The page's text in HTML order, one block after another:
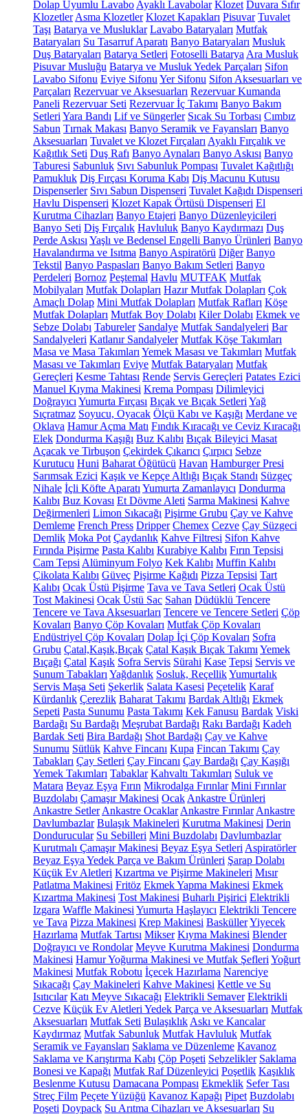
Dolap Uyumlu Lavabo Ayaklı Lavabolar Klozet Duvara Sıfır
Klozetler Asma Klozetler Klozet Kapakları Pisuvar Tuvalet
Taşı Batarya ve Musluklar Lavabo Bataryaları Mutfak
Bataryaları Su Tasarruf Aparatı Banyo Bataryaları Musluk
Duş Bataryaları Batarya Setleri Fotoselli Batarya Ara Musluk
Pisuvar Musluğu Batarya ve Musluk Yedek Parçaları Sifon
Lavabo Sifonu Eviye Sifonu Yer Sifonu Sifon Aksesuarları ve
Parçaları Rezervuar ve Aksesuarları Rezervuar Kumanda
Paneli Rezervuar Seti Rezervuar İç Takımı Banyo Bakım
Setleri Yara Bandı Lif ve Süngerler Sıcak Su Torbası Cımbız
Sabun Tırnak Makası Banyo Seramik ve Fayansları Banyo
Aksesuarları Tuvalet ve Klozet Fırçaları Ayaklı Fırçalık ve
Kağıtlık Seti Duş Rafı Banyo Aynaları Banyo Askısı Banyo
Taburesi Sabunluk Sıvı Sabunluk Pompası Tuvalet Kağıtlığı
Pamukluk Diş Fırçası Koruma Kabı Diş Macunu Kutusu
Dispenserler Sıvı Sabun Dispenseri Tuvalet Kağıdı Dispenseri
Havlu Dispenseri Klozet Kapak Örtüsü Dispenseri El
Kurutma Cihazları Banyo Etajeri Banyo Düzenleyicileri
Banyo Seti Diş Fırçalık Havluluk Banyo Kaydırmazı Duş
Perde Askısı Yaşlı ve Bedensel Engelli Banyo Ürünleri Banyo
Havalandırma ve Isıtma Banyo Aspiratörü Diğer Banyo
Tekstil Banyo Paspasları Banyo Bakım Setleri Banyo
Perdeleri Bornoz Peştemal Havlu MUTFAK Mutfak
Mobilyaları Mutfak Dolapları Hazır Mutfak Dolapları Çok
Amaçlı Dolap Mini Mutfak Dolapları Mutfak Rafları Köşe
Mutfak Dolapları Mutfak Boy Dolabı Kiler Dolabı Ekmek ve
Sebze Dolabı Tabureler Sandalye Mutfak Sandalyeleri Bar
Sandalyeleri Katlanır Sandalyeler Mutfak Köşe Takımları
Masa ve Masa Takımları Yemek Masası ve Takımları Mutfak
Masası ve Takımları Eviye Mutfak Bataryaları Mutfak
Gereçleri Kesme Tahtası Rende Servis Gereçleri Patates Ezici
Manuel Kıyma Makinesi Krema Pompası Dilimleyici
Doğrayıcı Yumurta Fırçası Bıçak ve Bıçak Setleri Yağ
Sıçratmaz Soyucu, Oyacak Ölçü Kabı ve Kaşığı Merdane ve
Oklava Hamur Açma Matı Fındık Kıracağı ve Ceviz Kıracağı
Elek Dondurma Kaşığı Buz Kalıbı Bıçak Bileyici Masat
Açacak ve Tirbuşon Çekirdek Çıkarıcı Çırpıcı Sebze
Kurutucu Huni Baharat Öğütücü Havan Hamburger Presi
Sarımsak Ezici Kaşık ve Kepçe Altlığı Bıçak Standı Süzgeç
Nihale İçli Köfte Aparatı Yumurta Zamanlayıcı Dondurma
Kalıbı Buz Kovası Et Dövme Aleti Sarma Makinesi Kahve
Değirmenleri Limon Sıkacağı Pişirme Grubu Çay ve Kahve
Demleme French Press Dripper Chemex Cezve Çay Süzgeci
Demlik Moka Pot Çaydanlık Kahve Filtresi Sifon Kahve
Fırında Pişirme Pasta Kalıbı Kurabiye Kalıbı Fırın Tepsisi
Cam Tepsi Alüminyum Folyo Kek Kalıbı Muffin Kalıbı
Çikolata Kalıbı Güveç Pişirme Kağıdı Pizza Tepsisi Tart
Kalıbı Ocak Üstü Pişirme Tava ve Tava Setleri Ocak Üstü
Tost Makinesi Ocak Üstü Sac Sahan Düdüklü Tencere
Tencere ve Tava Aksesuarları Tencere ve Tencere Setleri Çöp
Kovaları Banyo Çöp Kovaları Mutfak Çöp Kovaları
Endüstriyel Çöp Kovaları Dolap İçi Çöp Kovaları Sofra
Grubu Çatal,Kaşık,Bıçak Çatal Kaşık Bıçak Takımı Yemek
Bıçağı Çatal Kaşık Sofra Servis Sürahi Kase Tepsi Servis ve
Sunum Tabakları Yağdanlık Sosluk, ReçellikYumurtalık
Servis Maşa Seti Şekerlik Salata Kasesi Peçetelik Karaf
Kürdanlık Çerezlik Baharat Takımı Bardak Altlığı Ekmek
Sepeti Pasta Sunumu Pasta Takımı Kek Fanusu Bardak Viski
Bardağı Su Bardağı Meşrubat Bardağı Rakı Bardağı Kadeh
Bardak Seti Bira Bardağı Shot Bardağı Çay ve Kahve
Sunumu Sütlük Kahve Fincanı Kupa Fincan Takımı Çay
Tabakları Çay Setleri Çay Fincanı Çay Bardağı Çay Kaşığı
Yemek Takımları Tabaklar Kahvaltı Takımları Suluk ve
Matara Beyaz Eşya Fırın Mikrodalga Fırınlar Mini Fırınlar
Buzdolabı Çamaşır Makinesi Ocak Ankastre Ürünleri
Ankastre Setler Ankastre Ocaklar Ankastre Fırınlar Ankastre
Davlumbazlar Bulaşık Makineleri Kurutma Makinesi Derin
Dondurucular Su Sebilleri Mini Buzdolabı Davlumbazlar
Kurutmalı Çamaşır Makinesi Beyaz Eşya Setleri Aspiratörler
Beyaz Eşya Yedek Parça ve Bakım Ürünleri Şarap Dolabı
Küçük Ev Aletleri Kızartma ve Pişirme Makineleri Mısır
Patlatma Makinesi Fritöz Ekmek Yapma Makinesi Ekmek
Kızartma Makinesi Tost Makinesi Buharlı Pişirici Elektrikli
Izgara Waffle Makinesi Yumurta Haşlayıcı Elektrikli Tencere
ve Tava Pizza Makinesi Krep Makinesi BasküllerYiyecek
Hazırlama Mutfak Tartısı Mikser Kıyma Makinesi Blender
Doğrayıcı ve Rondolar Meyve Kurutma Makinesi Dondurma
Makinesi Hamur Yoğurma Makinesi ve Mutfak Şefleri Yoğurt
Makinesi Mutfak Robotu İçecek Hazırlama Narenciye
Sıkacağı Çay Makineleri Kahve Makinesi Kettle ve Su
Isıtıcılar Katı Meyve Sıkacağı Elektrikli Semaver Elektrikli
Cezve Küçük Ev Aletleri Yedek Parça ve Aksesuarları Mutfak
Aksesuarları Mutfak Seti Bulaşıklık Askı ve Kancalar
Kaydırmaz Mutfak Sabunluk Mutfak Havluluk Mutfak
Seramik ve Fayansları Saklama ve Düzenleme Kavanoz
Saklama ve Karıştırma Kabı Çöp Poşeti Sebzelikler Saklama
Bonesi ve Kapağı Mutfak Raf Düzenleyici Poşetlik Kaşıklık
Beslenme Kutusu Damacana Pompası Ekmeklik Sefer Tası
Streç Film Peçete Yüzüğü Kavanoz Kapağı Pipet Buzdolabı
Poşeti Doypack Su Arıtma Cihazları ve Aksesuarları Su